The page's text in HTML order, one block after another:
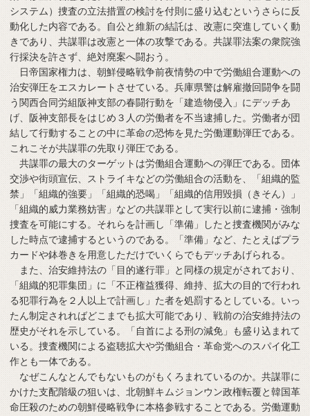
システム）捜査の立法措置の検討を付則に盛り込むというさらに反
動化した内容である。自公と維新の結託は、改憲に突進していく動
きであり、共謀罪は改憲と一体の攻撃である。共謀罪法案の衆院強
行採決を許さず、絶対廃案へ闘おう。
日帝国家権力は、朝鮮侵略戦争前夜情勢の中で労働組合運動への
治安弾圧をエスカレートさせている。兵庫県警は解雇撤回闘争を闘
う関西合同労組阪神支部の春闘行動を「建造物侵入」にデッチあ
げ、阪神支部長をはじめ３人の労働者を不当逮捕した。労働者が団
結して行動することの中に革命の恐怖を見た労働運動弾圧である。
これこそが共謀罪の先取り弾圧である。
共謀罪の最大のターゲットは労働組合運動への弾圧である。団体
交渉や街頭宣伝、ストライキなどの労働組合の活動を、「組織的監
禁」「組織的強要」「組織的恐喝」「組織的信用毀損（きそん）」
「組織的威力業務妨害」などの共謀罪として実行以前に逮捕・強制
捜査を可能にする。それらを計画し「準備」したと捜査機関がみな
した時点で逮捕するというのである。「準備」など、たとえばプラ
カードや鉢巻きを用意しただけでいくらでもデッチあげられる。
また、治安維持法の「目的遂行罪」と同様の規定がされており、
「組織的犯罪集団」に「不正権益獲得、維持、拡大の目的で行われ
る犯罪行為を２人以上で計画し」た者を処罰するとしている。いっ
たん制定されればどこまでも拡大可能であり、戦前の治安維持法の
歴史がそれを示している。「自首による刑の減免」も盛り込まれて
いる。捜査機関による盗聴拡大や労働組合・革命党へのスパイ化工
作とも一体である。
なぜこんなとんでもないものがもくろまれているのか。共謀罪に
かけた支配階級の狙いは、北朝鮮キムジョンウン政権転覆と韓国革
命圧殺のための朝鮮侵略戦争に本格参戦することである。労働運動